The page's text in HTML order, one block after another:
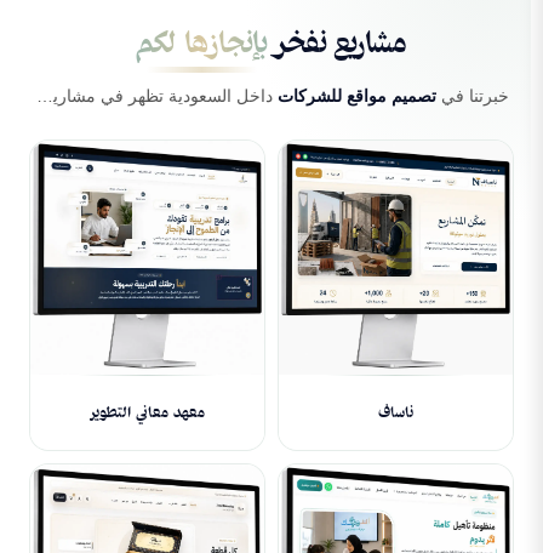
مشاريع نفخربإنجازها لكم
خبرتنا في تصميم مواقع للشركات داخل السعودية تظهر في مشاريع عملية تساعد الجهات على النمو بحلول رقمية احترافية.
ناساف معهد معاني التطوير